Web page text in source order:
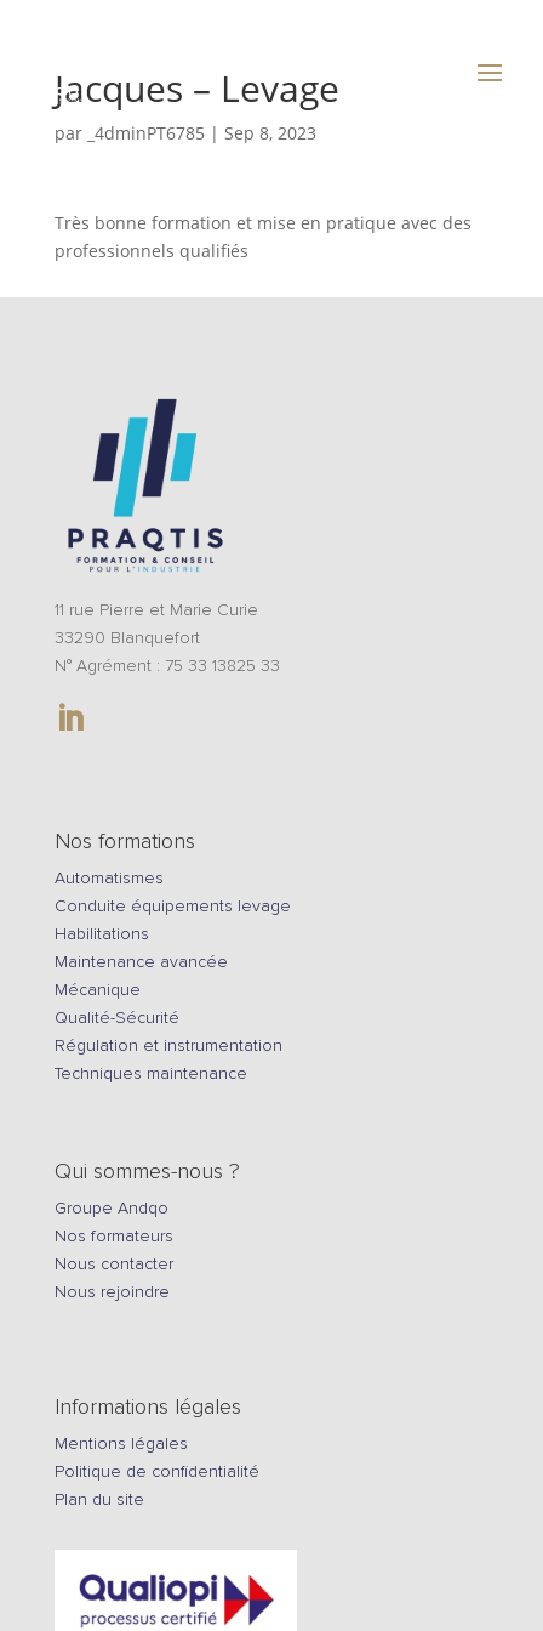
Jacques – Levage
par _4dminPT6785 | Sep 8, 2023
Très bonne formation et mise en pratique avec des
professionnels qualifiés
11 rue Pierre et Marie Curie
33290 Blanquefort
N° Agrément : 75 33 13825 33
Nos formations
Automatismes
Conduite équipements levage
Habilitations
Maintenance avancée
Mécanique
Qualité-Sécurité
Régulation et instrumentation
Techniques maintenance
Qui sommes-nous ?
Groupe Andqo
Nos formateurs
Nous contacter
Nous rejoindre
Informations légales
Mentions légales
Politique de confidentialité
Plan du site